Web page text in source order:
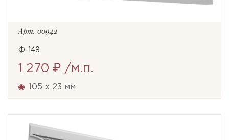
Арт. 00942
Ф-148
1 270 ₽ /м.п.
105 x 23 мм